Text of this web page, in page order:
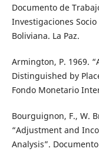
Documento de
Investigaciones
Boliviana. La Paz.
Armington, P. 1969.
Distinguished by
Fondo Monetario
Bourguignon, F., W.
“Adjustment and
Analysis”.